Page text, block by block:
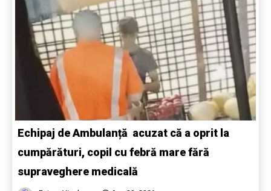
Echipaj de Ambulanță acuzat că a oprit la
cumpărături, copil cu febră mare fără
supraveghere medicală